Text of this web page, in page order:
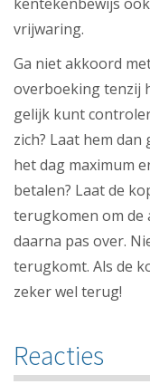
vrijwaring.
Ga niet akkoord
overboeking tenzij
gelijk kunt
zich? Laat hem
het dag maximum
betalen? Laat de
terugkomen om de
daarna pas over.
terugkomt. Als de
zeker wel terug!
Reacties